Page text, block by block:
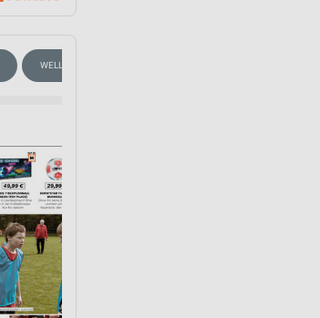
WELLNESS FÜR ZUHAUSE